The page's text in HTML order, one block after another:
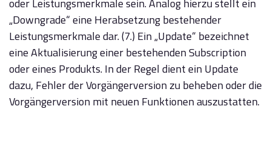
oder Leistungsmerkmale sein. Analog hierzu stellt ein
„Downgrade“ eine Herabsetzung bestehender
Leistungsmerkmale dar. (7.) Ein „Update“ bezeichnet
eine Aktualisierung einer bestehenden Subscription
oder eines Produkts. In der Regel dient ein Update
dazu, Fehler der Vorgängerversion zu beheben oder die
Vorgängerversion mit neuen Funktionen auszustatten.